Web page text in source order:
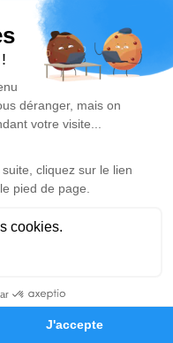
Hommages
une
à travers des poèmes
d'expression dédié à
estdisponible
Je rends hommage